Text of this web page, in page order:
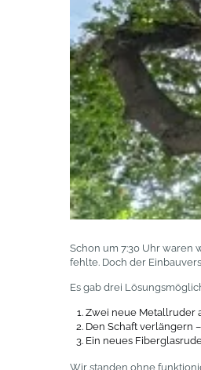
Schon um 7:30 Uhr waren
fehlte. Doch der
Es gab drei
Zwei neue Metallruder
Den Schaft verlängern
Ein neues
Wir standen ohne